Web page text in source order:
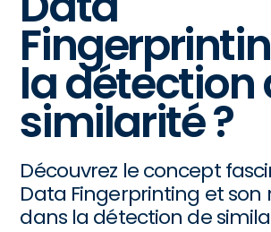
la détection
similarité ?
Découvrez le concept
Data Fingerprinting et son
dans la détection de